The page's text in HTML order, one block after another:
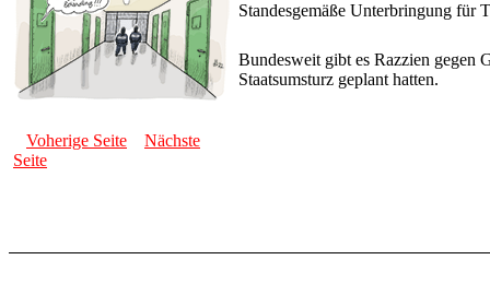
Standesgemäße Unterbringung für
Bundesweit gibt es Razzien gegen
Staatsumsturz geplant hatten.
Voherige Seite
Nächste
Seite